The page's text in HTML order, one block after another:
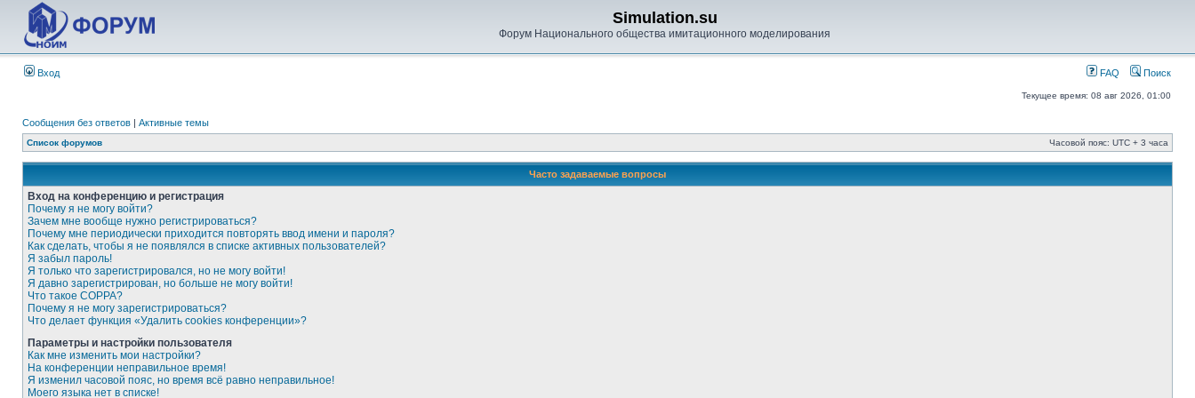
Simulation.su
Форум Национального общества имитационного моделирования
Вход FAQ Поиск
Текущее время: 08 авг 2026, 01:00
Сообщения без ответов | Активные темы
Список форумов Часовой пояс: UTC + 3 часа
Часто задаваемые вопросы
Вход на конференцию и регистрация
Почему я не могу войти?
Зачем мне вообще нужно регистрироваться?
Почему мне периодически приходится повторять ввод имени и пароля?
Как сделать, чтобы я не появлялся в списке активных пользователей?
Я забыл пароль!
Я только что зарегистрировался, но не могу войти!
Я давно зарегистрирован, но больше не могу войти!
Что такое COPPA?
Почему я не могу зарегистрироваться?
Что делает функция «Удалить cookies конференции»?
Параметры и настройки пользователя
Как мне изменить мои настройки?
На конференции неправильное время!
Я изменил часовой пояс, но время всё равно неправильное!
Моего языка нет в списке!